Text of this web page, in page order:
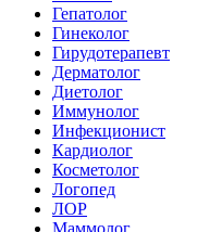
Гепатолог
Гинеколог
Гирудотерапевт
Дерматолог
Диетолог
Иммунолог
Инфекционист
Кардиолог
Косметолог
Логопед
ЛОР
Маммолог